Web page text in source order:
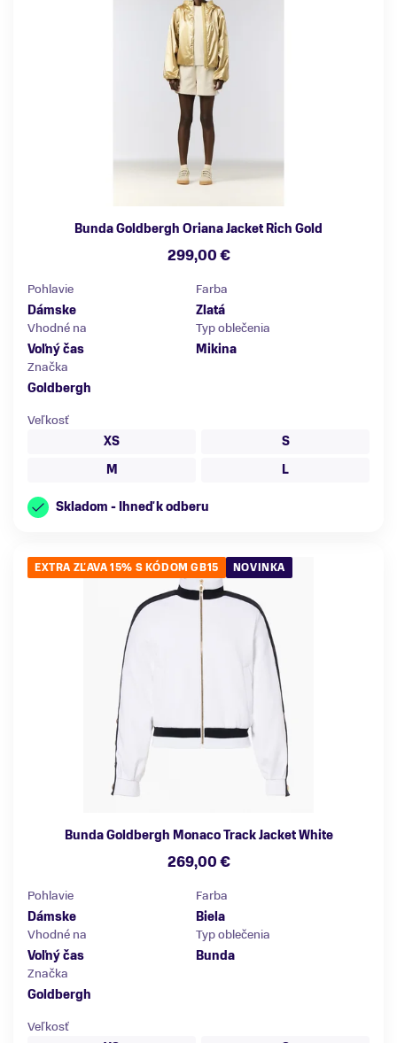
Bunda Goldbergh Oriana Jacket Rich Gold
299,00 €
Pohlavie
Dámske
Farba
Zlatá
Vhodné na
Voľný čas
Typ oblečenia
Mikina
Značka
Goldbergh
Veľkosť
XS
S
M
L
Skladom - Ihneď k odberu
EXTRA ZĽAVA 15% S KÓDOM GB15 NOVINKA
Bunda Goldbergh Monaco Track Jacket White
269,00 €
Pohlavie
Dámske
Farba
Biela
Vhodné na
Voľný čas
Typ oblečenia
Bunda
Značka
Goldbergh
Veľkosť